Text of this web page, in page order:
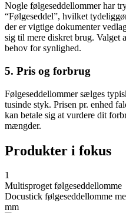
Nogle følgeseddellommer har
“Følgeseddel”, hvilket
der er vigtige dokumenter
sig til mere diskret brug. Valget
behov for synlighed.
5. Pris og forbrug
Følgeseddellommer sælges
tusinde styk. Prisen pr. enhed
kan betale sig at vurdere dit
mængder.
Produkter i fokus
1
Multisproget følgeseddellomme
Docustick følgeseddellomme
mm